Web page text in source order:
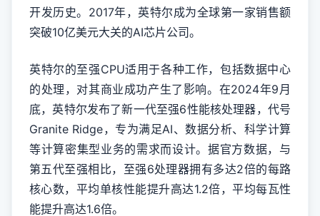
开发历史。2017年，英特尔成为全球第一家销售额
突破10亿美元大关的AI芯片公司。
英特尔的至强CPU适用于各种工作，包括数据中心
的处理，对其商业成功产生了影响。在2024年9月
底，英特尔发布了新一代至强6性能核处理器，代号
Granite Ridge，专为满足AI、数据分析、科学计算
等计算密集型业务的需求而设计。据官方数据，与
第五代至强相比，至强6处理器拥有多达2倍的每路
核心数，平均单核性能提升高达1.2倍，平均每瓦性
能提升高达1.6倍。